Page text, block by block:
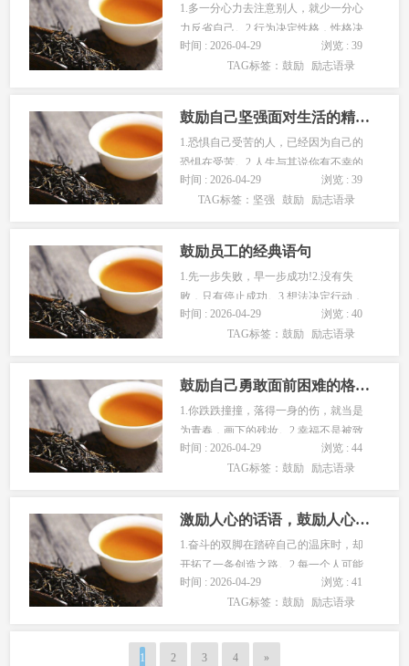
1.多一分心力去注意别人，就少一分心
力反省自己。2.行为决定性格，性格决
定命运。3.不曾扬帆，何以至远方。4.人
生充满苦痛，我们有幸来过。5.如果骄
会明白要多努力才能…...
时间 : 2026-04-29
浏览 : 39
TAG标签： 鼓励 励志语录
鼓励自己坚强面对生活的精彩句子
1.恐惧自己受苦的人，已经因为自己的
恐惧在受苦。2.人生与其说你有不幸的
事实存在，倒不如说是你的悲观的观念
所带来的。3.逃避不一定躲得过，面对
命的成长，需要吃饭，还…...
时间 : 2026-04-29
浏览 : 39
TAG标签： 坚强 鼓励 励志语录
鼓励员工的经典语句
1.先一步失败，早一步成功!2.没有失
败，只有停止成功。3.想法决定行动，
行动决定结果。4.改变使你成为最大的
赢家。5.奋斗是我的性格，成功是我的
别人。7.一颗感恩…...
时间 : 2026-04-29
浏览 : 40
TAG标签：鼓励 励志语录
鼓励自己勇敢面前困难的格言警句
1.你跌跌撞撞，落得一身的伤，就当是
为青春，画下的残妆。2.幸福不是被致
命的错误扼杀的，而是被不断重复出现
的小错误一点点分解掉的。过错是暂时
始终坚信，即使再黑暗的夜…...
时间 : 2026-04-29
浏览 : 44
TAG标签：鼓励 励志语录
激励人心的话语，鼓励人心的句子
1.奋斗的双脚在踏碎自己的温床时，却
开拓了一条创造之路。2.每一个人可能
的最大幸福是在全体人所实现的最大幸
福之中。3.崇高的理想就象生长在高山
攀登的绳索。…...
时间 : 2026-04-29
浏览 : 41
TAG标签：鼓励 励志语录
1 2 3 4 »